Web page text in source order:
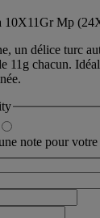
10X11Gr Mp
un délice turc
11g chacun.
note pour votre